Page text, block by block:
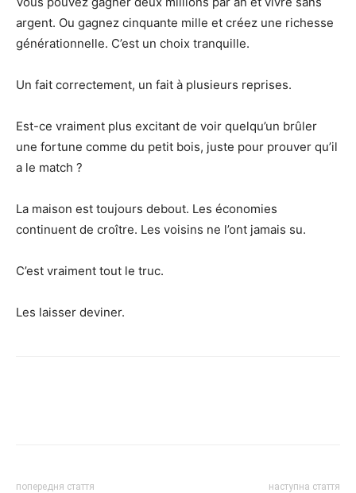
argent. Ou gagnez cinquante mille et créez une richesse
générationnelle. C’est un choix tranquille.
Un fait correctement, un fait à plusieurs reprises.
Est-ce vraiment plus excitant de voir quelqu’un brûler
une fortune comme du petit bois, juste pour prouver qu’il
a le match ?
La maison est toujours debout. Les économies
continuent de croître. Les voisins ne l’ont jamais su.
C’est vraiment tout le truc.
Les laisser deviner.
попередня стаття наступна стаття